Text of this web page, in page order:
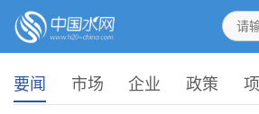
要闻 市场 企业 政策